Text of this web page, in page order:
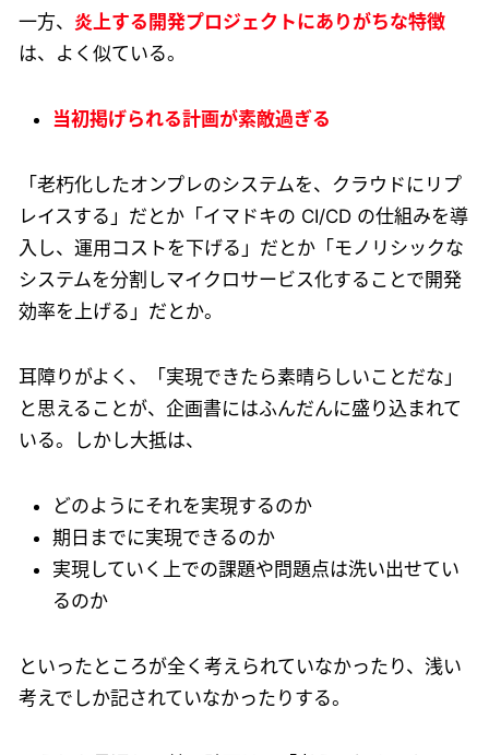
一方、 炎上する開発プロジェクトにありがちな特徴
は、よく似ている。
当初掲げられる計画が素敵過ぎる
「老朽化したオンプレのシステムを、クラウドにリプ
レイスする」だとか「イマドキの CI/CD の仕組みを導
入し、運用コストを下げる」だとか「モノリシックな
システムを分割しマイクロサービス化することで開発
効率を上げる」だとか。
耳障りがよく、「実現できたら素晴らしいことだな」
と思えることが、企画書にはふんだんに盛り込まれて
いる。しかし大抵は、
どのようにそれを実現するのか
期日までに実現できるのか
実現していく上での課題や問題点は洗い出せてい
るのか
といったところが全く考えられていなかったり、浅い
考えでしか記されていなかったりする。